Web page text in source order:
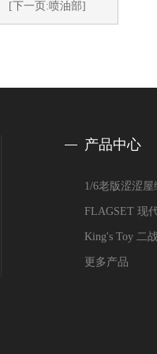
[下一页:喷油部]
产品中心
1/6老版涩涩
FLAGSET 现
King's Toy 二
更多产品